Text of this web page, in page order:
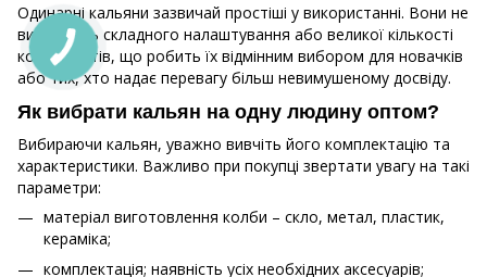
Одинарні кальяни зазвичай простіші у використанні. Вони не
вимагають складного налаштування або великої кількості
компонентів, що робить їх відмінним вибором для новачків
або тих, хто надає перевагу більш невимушеному досвіду.
Як вибрати кальян на одну людину оптом?
Вибираючи кальян, уважно вивчіть його комплектацію та
характеристики. Важливо при покупці звертати увагу на такі
параметри:
матеріал виготовлення колби – скло, метал, пластик,
кераміка;
комплектація; наявність усіх необхідних аксесуарів;